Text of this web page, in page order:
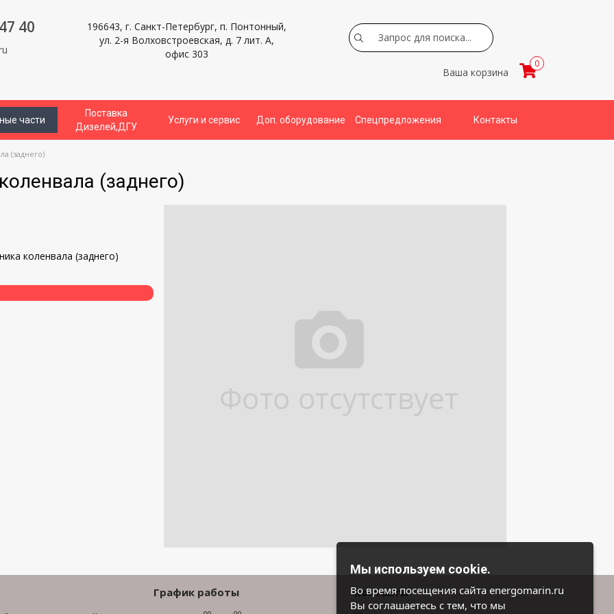
40
196643, г. Санкт-Петербург, п. Понтонный,
ул. 2-я Волховстроевская, д. 7 лит. А,
офис 303
Search
Ваша корзина
0
части
Поставка
Дизелей,ДГУ
Услуги и сервис Доп. оборудование Спецпредложения Контакты
(заднего)
(заднего)
коленвала (заднего)
График работы
Контакты
Мы используем cookie.
Во время посещения сайта energomarin.ru
Вы соглашаетесь с тем, что мы